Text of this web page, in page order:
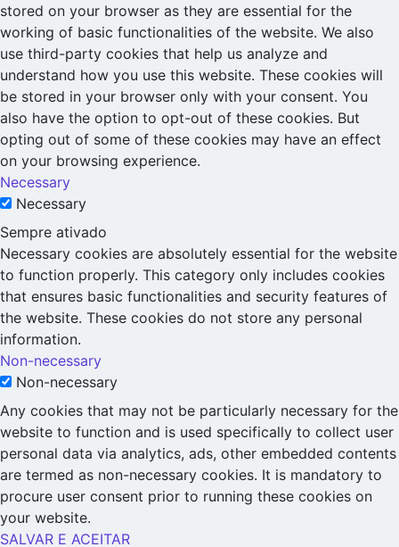
stored on your browser as they are essential for the
working of basic functionalities of the website. We also
use third-party cookies that help us analyze and
understand how you use this website. These cookies will
be stored in your browser only with your consent. You
also have the option to opt-out of these cookies. But
opting out of some of these cookies may have an effect
on your browsing experience.
Necessary
Necessary
Sempre ativado
Necessary cookies are absolutely essential for the website
to function properly. This category only includes cookies
that ensures basic functionalities and security features of
the website. These cookies do not store any personal
information.
Non-necessary
Non-necessary
Any cookies that may not be particularly necessary for the
website to function and is used specifically to collect user
personal data via analytics, ads, other embedded contents
are termed as non-necessary cookies. It is mandatory to
procure user consent prior to running these cookies on
your website.
SALVAR E ACEITAR